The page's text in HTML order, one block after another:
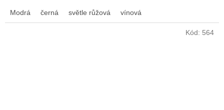
Modrá černá světle růžová vínová
Kód: 564